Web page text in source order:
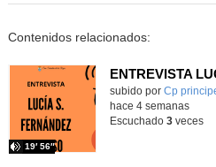
Contenidos relacionados:
subido por Cp
19′ 56″
hace 4 semanas
Escuchado 3veces